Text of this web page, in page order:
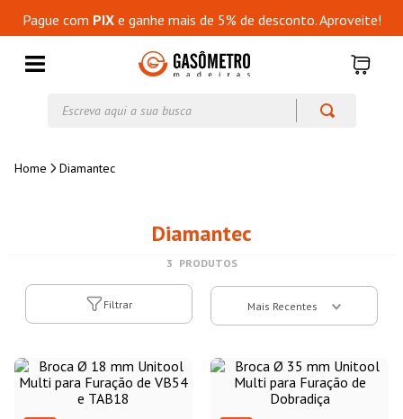
Pague com PIXe ganhe mais de 5% de desconto. Aproveite!
Diamantec
Diamantec
3 PRODUTOS
Filtrar Mais Recentes